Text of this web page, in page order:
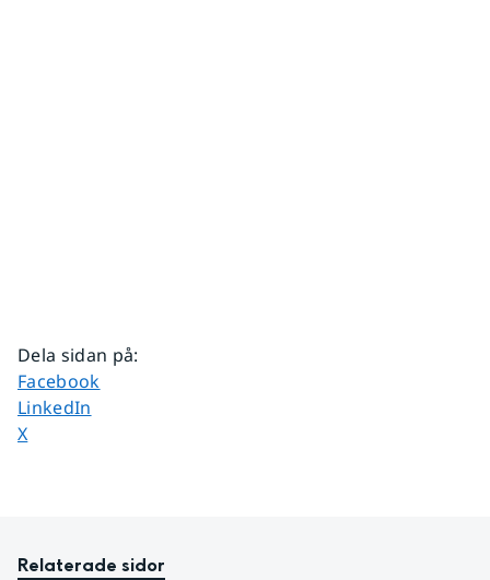
Dela sidan på:
Dela sidan på
Facebook
Dela sidan på
LinkedIn
Dela sidan på
X
Relaterade sidor